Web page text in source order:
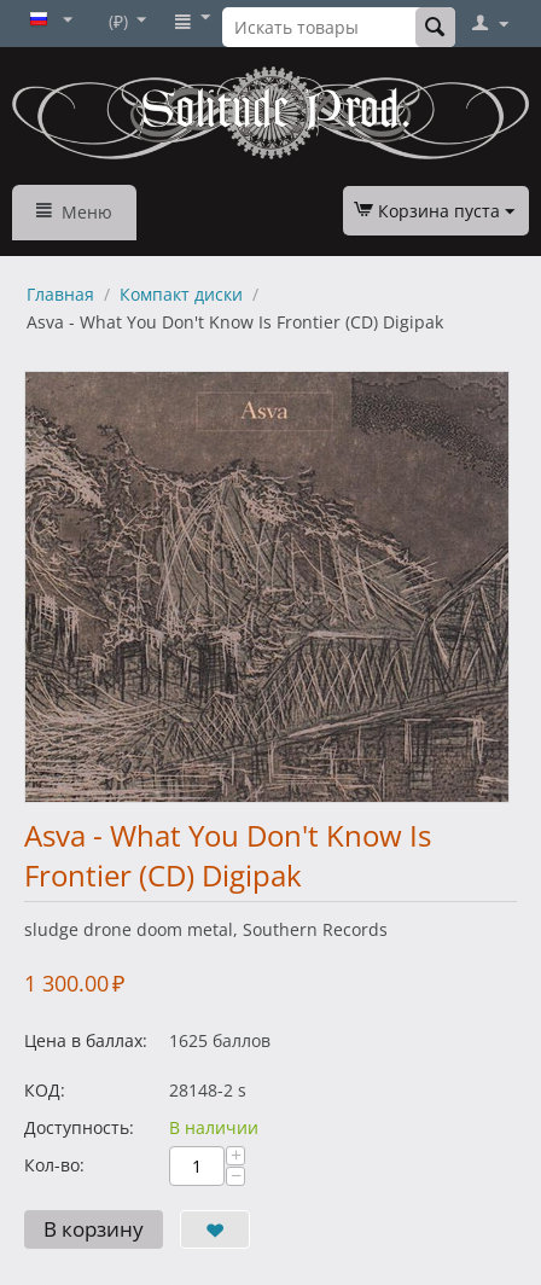
(₽)
Меню Корзина пуста
Главная / Компакт диски /
Asva - What You Don't Know Is Frontier (CD) Digipak
Asva - What You Don't Know Is
Frontier (CD) Digipak
sludge drone doom metal, Southern Records
1 300.00₽
Цена в баллах: 1625 баллов
КОД:
28148-2 s
Доступность:
В наличии
Кол-во:
+
−
В корзину